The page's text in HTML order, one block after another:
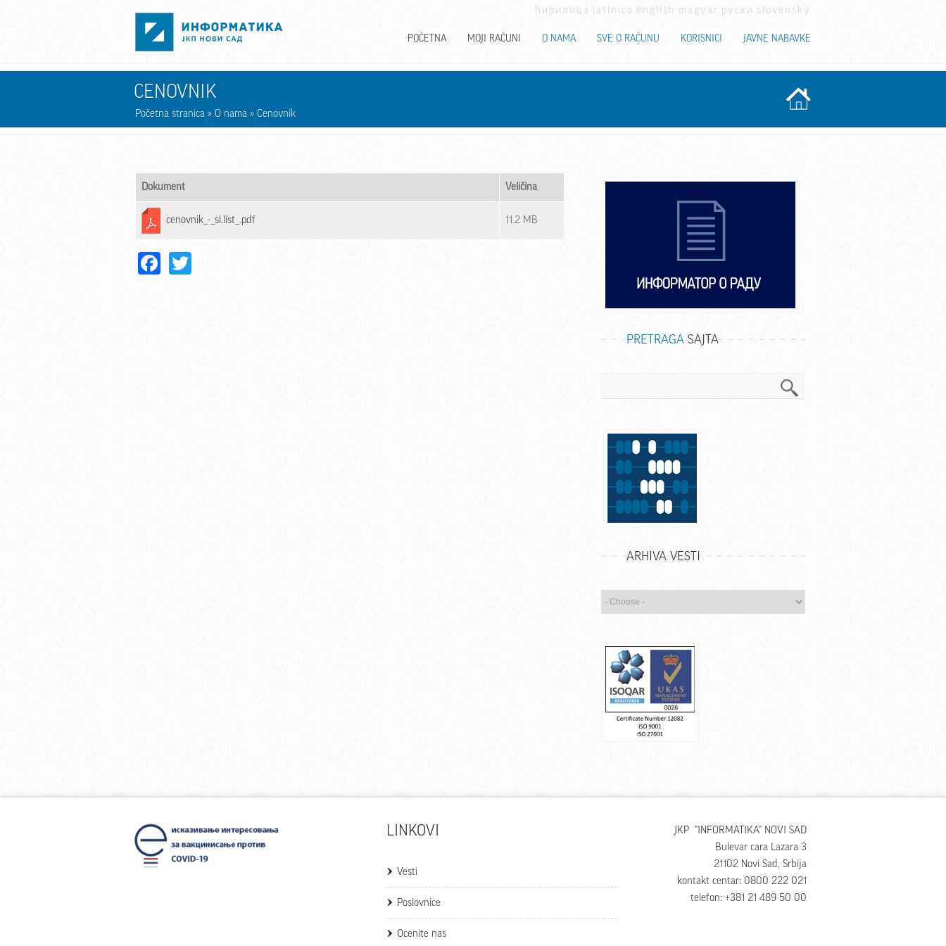
ћирилица latinica english magyar руски slovenský
POČETNA MOJI RAČUNI O NAMA SVE O RAČUNU KORISNICI JAVNE NABAVKE
CENOVNIK
Početna stranica » O nama » Cenovnik
Dokument Veličina
cenovnik_-_sl.list_.pdf 11.2 MB
Facebook
PRETRAGASAJTA
ARHIVA VESTI
LINKOVI
Vesti
Poslovnice
Ocenite nas
JKP "INFORMATIKA" NOVI SAD
Bulevar cara Lazara 3
21102 Novi Sad, Srbija
kontakt centar: 0800 222 021
telefon: +381 21 489 50 00